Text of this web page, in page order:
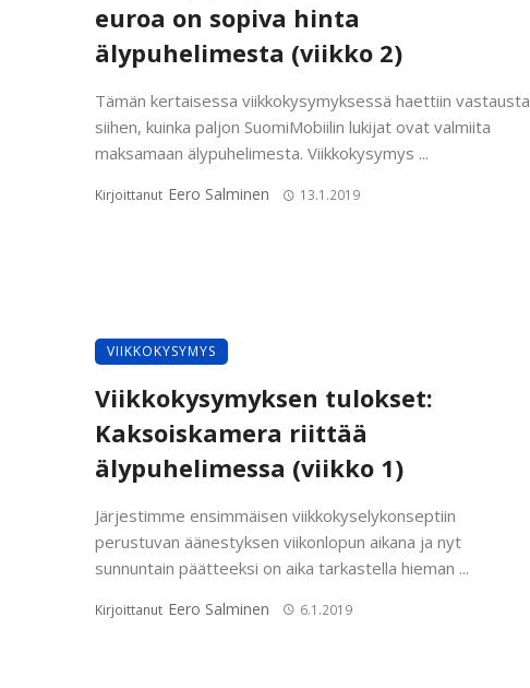
euroa on sopiva hinta
älypuhelimesta (viikko 2)
Tämän kertaisessa viikkokysymyksessä haettiin vastausta
siihen, kuinka paljon SuomiMobiilin lukijat ovat valmiita
maksamaan älypuhelimesta. Viikkokysymys ...
Kirjoittanut Eero Salminen 13.1.2019
VIIKKOKYSYMYS
Viikkokysymyksen tulokset:
Kaksoiskamera riittää
älypuhelimessa (viikko 1)
Järjestimme ensimmäisen viikkokyselykonseptiin
perustuvan äänestyksen viikonlopun aikana ja nyt
sunnuntain päätteeksi on aika tarkastella hieman ...
Kirjoittanut Eero Salminen 6.1.2019